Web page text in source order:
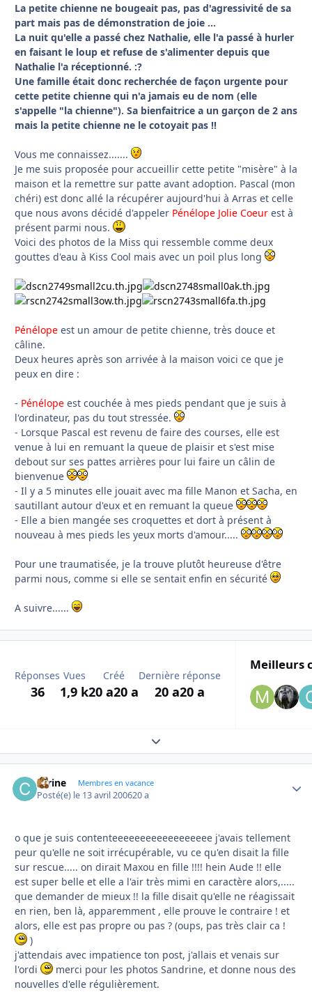
La petite chienne ne bougeait pas, pas d'agressivité de sa
part mais pas de démonstration de joie ...
La nuit qu'elle a passé chez Nathalie, elle l'a passé à hurler
en faisant le loup et refuse de s'alimenter depuis que
Nathalie l'a réceptionné. :?
Une famille était donc recherchée de façon urgente pour
cette petite chienne qui n'a jamais eu de nom (elle
s'appelle "la chienne"). Sa bienfaitrice a un garçon de 2 ans
mais la petite chienne ne le cotoyait pas !!
Vous me connaissez.......
Je me suis proposée pour accueillir cette petite "misère" à la
maison et la remettre sur patte avant adoption. Pascal (mon
chéri) est donc allé la récupérer aujourd'hui à Arras et celle
que nous avons décidé d'appeler Pénélope Jolie Coeur est à
présent parmi nous.
Voici des photos de la Miss qui ressemble comme deux
gouttes d'eau à Kiss Cool mais avec un poil plus long
Pénélope est un amour de petite chienne, très douce et
câline.
Deux heures après son arrivée à la maison voici ce que je
peux en dire :
- Pénélope est couchée à mes pieds pendant que je suis à
l'ordinateur, pas du tout stressée.
- Lorsque Pascal est revenu de faire des courses, elle est
venue à lui en remuant la queue de plaisir et s'est mise
debout sur ses pattes arrières pour lui faire un câlin de
bienvenue
- Il y a 5 minutes elle jouait avec ma fille Manon et Sacha, en
sautillant autour d'eux et en remuant la queue
- Elle a bien mangée ses croquettes et dort à présent à
nouveau à mes pieds les yeux morts d'amour.....
Pour une traumatisée, je la trouve plutôt heureuse d'être
parmi nous, comme si elle se sentait enfin en sécurité
A suivre......
Réponses
36
Vues
1,9 k
Créé
20 a20 a
Dernière réponse
20 a20 a
Meilleurs
Expand topic overview
carine Membres en vacance
Posté(e) le 13 avril 200620 a
o que je suis contenteeeeeeeeeeeeeeeeee j'avais tellement
peur qu'elle ne soit irrécupérable, vu ce qu'en disait la fille
sur rescue..... on dirait Maxou en fille !!!! hein Aude !! elle
est super belle et elle a l'air très mimi en caractère alors,.....
que demander de mieux !! la fille disait qu'elle ne réagissait
en rien, ben là, apparemment , elle prouve le contraire ! et
alors, elle est pas propre ou pas ? (oups, pas très clair ca !
)
j'attendais avec impatience ton post, j'allais et venais sur
l'ordi
merci pour les photos Sandrine, et donne nous des
nouvelles d'elle régulièrement.